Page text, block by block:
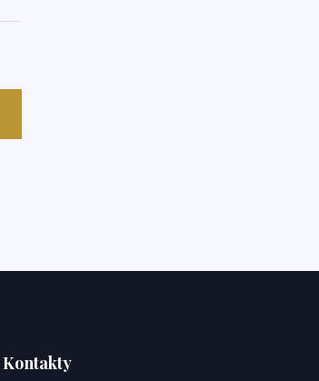
Kontakty